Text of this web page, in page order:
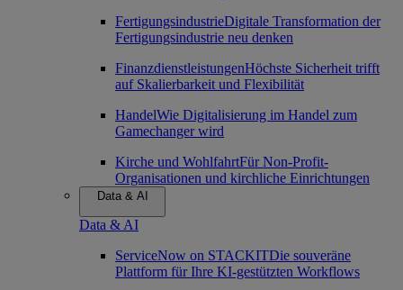
FertigungsindustrieDigitale Transformation der
Fertigungsindustrie neu denken
FinanzdienstleistungenHöchste Sicherheit trifft
auf Skalierbarkeit und Flexibilität
HandelWie Digitalisierung im Handel zum
Gamechanger wird
Kirche und WohlfahrtFür Non-Profit-
Organisationen und kirchliche Einrichtungen
Data & AI
Data & AI
ServiceNow on STACKITDie souveräne
Plattform für Ihre KI-gestützten Workflows